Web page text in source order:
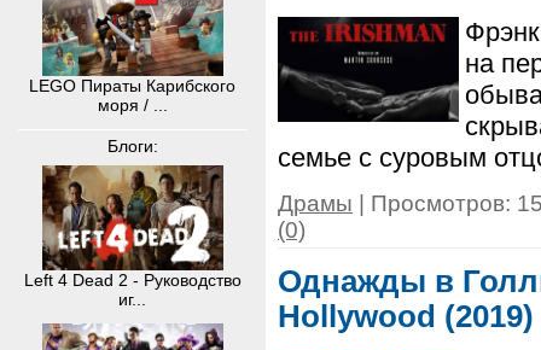
LEGO Пираты Карибского
моря / ...
Блоги:
Left 4 Dead 2 - Руководство
иг...
на
семье с суровым
Драмы | Просмотров:
(0)
Однажды в
Hollywood